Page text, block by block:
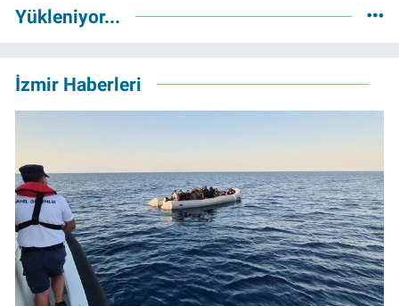
Yükleniyor...
İzmir Haberleri